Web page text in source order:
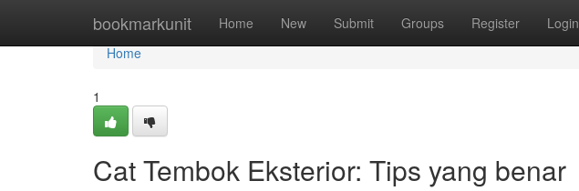
bookmarkunit Home New Submit Groups Register Login
Home
Home
1
Cat Tembok Eksterior: Tips yang benar